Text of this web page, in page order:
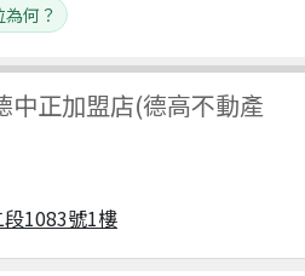
中正加盟店(德高不動產
1083號1樓
何？